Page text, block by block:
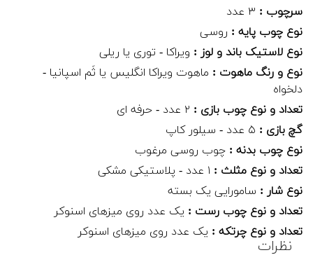
سرچوب : ۳ عدد
نوع چوب پایه : روسی
نوع لاستیک باند و لوز : ویراکا - توری یا ریلی
نوع و رنگ ماهوت : ماهوت ویراکا انگلیس یا ثَم اسپانیا -
دلخواه
تعداد و نوع چوب بازی : ۲ عدد - حرفه ای
گچ بازی : ۵ عدد - سیلور کاپ
نوع چوب بدنه : چوب روسی مرغوب
تعداد و نوع مثلث : ۱ عدد - پلاستیکی مشکی
نوع شار : سامورایی یک بسته
تعداد و نوع چوب رست : یک عدد روی میزهای اسنوکر
تعداد و نوع چرتکه : یک عدد روی میزهای اسنوکر
نظرات